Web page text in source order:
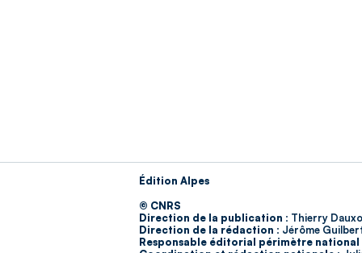
Édition Alpes
© CNRS
Direction de la publication : Thierry
Direction de la rédaction : Jérôme
Responsable éditorial périmètre national